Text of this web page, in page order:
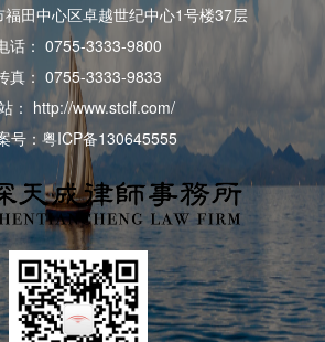
田中心区卓越世纪中心1号楼37层
话： 0755-3333-9800
真： 0755-3333-9833
： http://www.stclf.com/
号：粤ICP备130645555